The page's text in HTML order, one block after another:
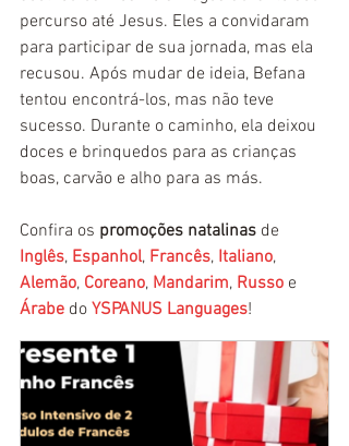
percurso até Jesus. Eles a convidaram
para participar de sua jornada, mas ela
recusou. Após mudar de ideia, Befana
tentou encontrá-los, mas não teve
sucesso. Durante o caminho, ela deixou
doces e brinquedos para as crianças
boas, carvão e alho para as más.
Confira os promoções natalinas de
Inglês, Espanhol, Francês, Italiano,
Alemão, Coreano, Mandarim, Russo e
Árabe do YSPANUS Languages!